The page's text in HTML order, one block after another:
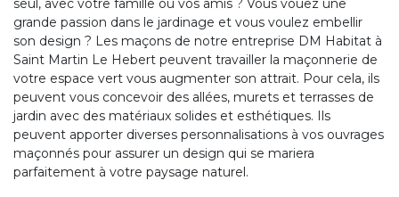
seul, avec votre famille ou vos amis ? Vous vouez une
grande passion dans le jardinage et vous voulez embellir
son design ? Les maçons de notre entreprise DM Habitat à
Saint Martin Le Hebert peuvent travailler la maçonnerie de
votre espace vert vous augmenter son attrait. Pour cela, ils
peuvent vous concevoir des allées, murets et terrasses de
jardin avec des matériaux solides et esthétiques. Ils
peuvent apporter diverses personnalisations à vos ouvrages
maçonnés pour assurer un design qui se mariera
parfaitement à votre paysage naturel.